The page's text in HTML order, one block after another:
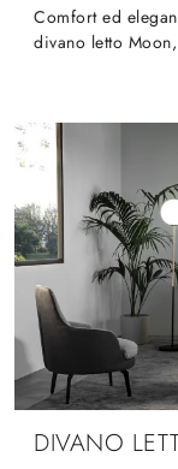
Comfort ed
divano letto
DIVANO